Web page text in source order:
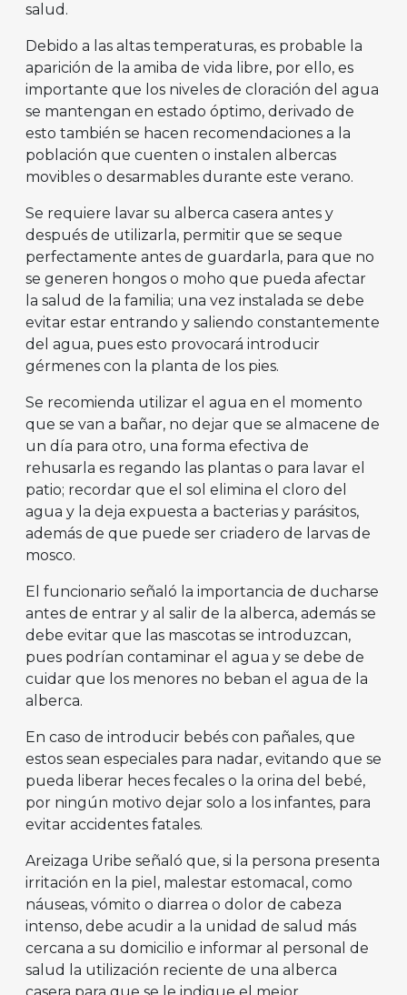
salud.
Debido a las altas temperaturas, es probable la
aparición de la amiba de vida libre, por ello, es
importante que los niveles de cloración del agua
se mantengan en estado óptimo, derivado de
esto también se hacen recomendaciones a la
población que cuenten o instalen albercas
movibles o desarmables durante este verano.
Se requiere lavar su alberca casera antes y
después de utilizarla, permitir que se seque
perfectamente antes de guardarla, para que no
se generen hongos o moho que pueda afectar
la salud de la familia; una vez instalada se debe
evitar estar entrando y saliendo constantemente
del agua, pues esto provocará introducir
gérmenes con la planta de los pies.
Se recomienda utilizar el agua en el momento
que se van a bañar, no dejar que se almacene de
un día para otro, una forma efectiva de
rehusarla es regando las plantas o para lavar el
patio; recordar que el sol elimina el cloro del
agua y la deja expuesta a bacterias y parásitos,
además de que puede ser criadero de larvas de
mosco.
El funcionario señaló la importancia de ducharse
antes de entrar y al salir de la alberca, además se
debe evitar que las mascotas se introduzcan,
pues podrían contaminar el agua y se debe de
cuidar que los menores no beban el agua de la
alberca.
En caso de introducir bebés con pañales, que
estos sean especiales para nadar, evitando que se
pueda liberar heces fecales o la orina del bebé,
por ningún motivo dejar solo a los infantes, para
evitar accidentes fatales.
Areizaga Uribe señaló que, si la persona presenta
irritación en la piel, malestar estomacal, como
náuseas, vómito o diarrea o dolor de cabeza
intenso, debe acudir a la unidad de salud más
cercana a su domicilio e informar al personal de
salud la utilización reciente de una alberca